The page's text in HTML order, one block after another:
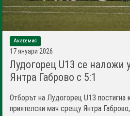
Академия
17 януари 2026
Лудогорец U13 се наложи
Янтра Габрово с 5:1
Отборът на Лудогорец U13 постигна
приятелски мач срещу Янтра